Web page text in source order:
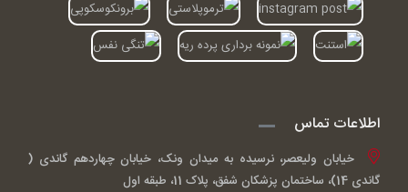
اطلاعات تماس
خیابان ولیعصر، نرسیده به میدان ونک، خیابان چهاردهم گاندی (
گاندی 14)، ساختمان پزشکان شفق، پلاک 11، طبقه اول